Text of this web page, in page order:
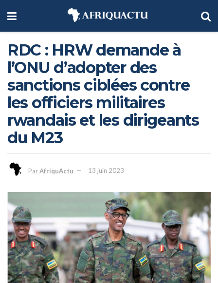
RDC : HRW demande à
l’ONU d’adopter des
sanctions ciblées contre
les officiers militaires
rwandais et les dirigeants
du M23
ParAfriquActu 13 juin 2023